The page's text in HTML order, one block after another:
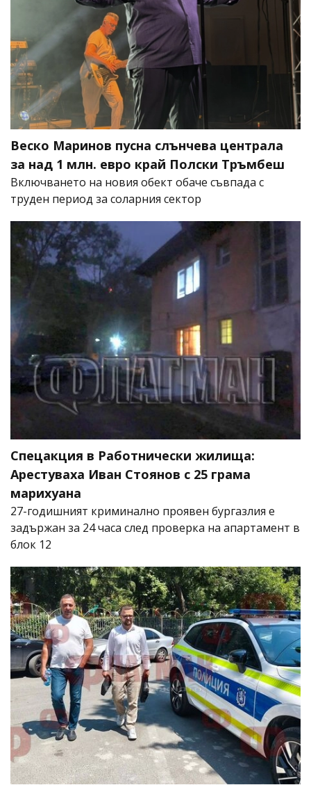
Веско Маринов пусна слънчева централа
за над 1 млн. евро край Полски Тръмбеш
Включването на новия обект обаче съвпада с
труден период за соларния сектор
Спецакция в Работнически жилища:
Арестуваха Иван Стоянов с 25 грама
марихуана
27-годишният криминално проявен бургазлия е
задържан за 24 часа след проверка на апартамент в
блок 12